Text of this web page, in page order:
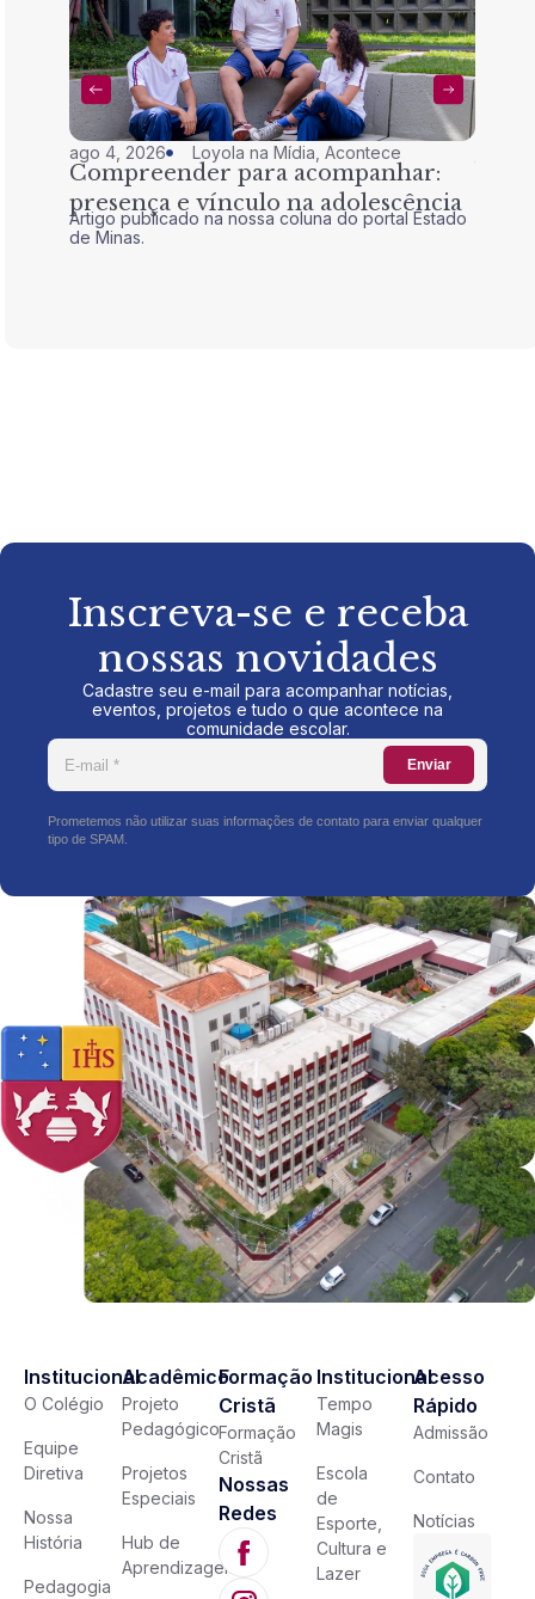
ago 4, 2026 Loyola na Mídia ,Acontece
Compreender para acompanhar:
presença e vínculo na adolescência
Artigo publicado na nossa coluna do portal Estado
de Minas.
Inscreva-se e receba
nossas novidades
Cadastre seu e-mail para acompanhar notícias,
eventos, projetos e tudo o que acontece na
comunidade escolar.
Enviar
Prometemos não utilizar suas informações de contato para enviar qualquer
tipo de SPAM.
Institucional
O Colégio
Equipe
Diretiva
Nossa
História
Pedagogia
Acadêmico
Projeto
Pedagógico
Projetos
Especiais
Hub de
Aprendizagem
Formação
Cristã
Formação
Cristã
Nossas
Redes
Institucional
Tempo
Magis
Escola
de
Esporte,
Cultura e
Lazer
Acesso
Rápido
Admissão
Contato
Notícias